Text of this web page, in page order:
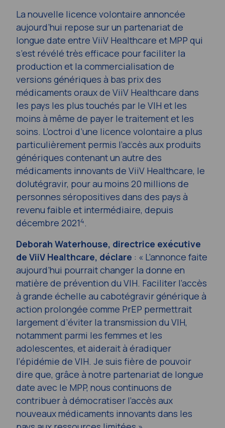
La nouvelle licence volontaire annoncée
aujourd’hui repose sur un partenariat de
longue date entre ViiV Healthcare et MPP qui
s’est révélé très efficace pour faciliter la
production et la commercialisation de
versions génériques à bas prix des
médicaments oraux de ViiV Healthcare dans
les pays les plus touchés par le VIH et les
moins à même de payer le traitement et les
soins. L’octroi d’une licence volontaire a plus
particulièrement permis l’accès aux produits
génériques contenant un autre des
médicaments innovants de ViiV Healthcare, le
dolutégravir, pour au moins 20 millions de
personnes séropositives dans des pays à
revenu faible et intermédiaire, depuis
décembre 20214.
Deborah Waterhouse, directrice exécutive
de ViiV Healthcare, déclare : « L’annonce faite
aujourd’hui pourrait changer la donne en
matière de prévention du VIH. Faciliter l’accès
à grande échelle au cabotégravir générique à
action prolongée comme PrEP permettrait
largement d’éviter la transmission du VIH,
notamment parmi les femmes et les
adolescentes, et aiderait à éradiquer
l’épidémie de VIH. Je suis fière de pouvoir
dire que, grâce à notre partenariat de longue
date avec le MPP, nous continuons de
contribuer à démocratiser l’accès aux
nouveaux médicaments innovants dans les